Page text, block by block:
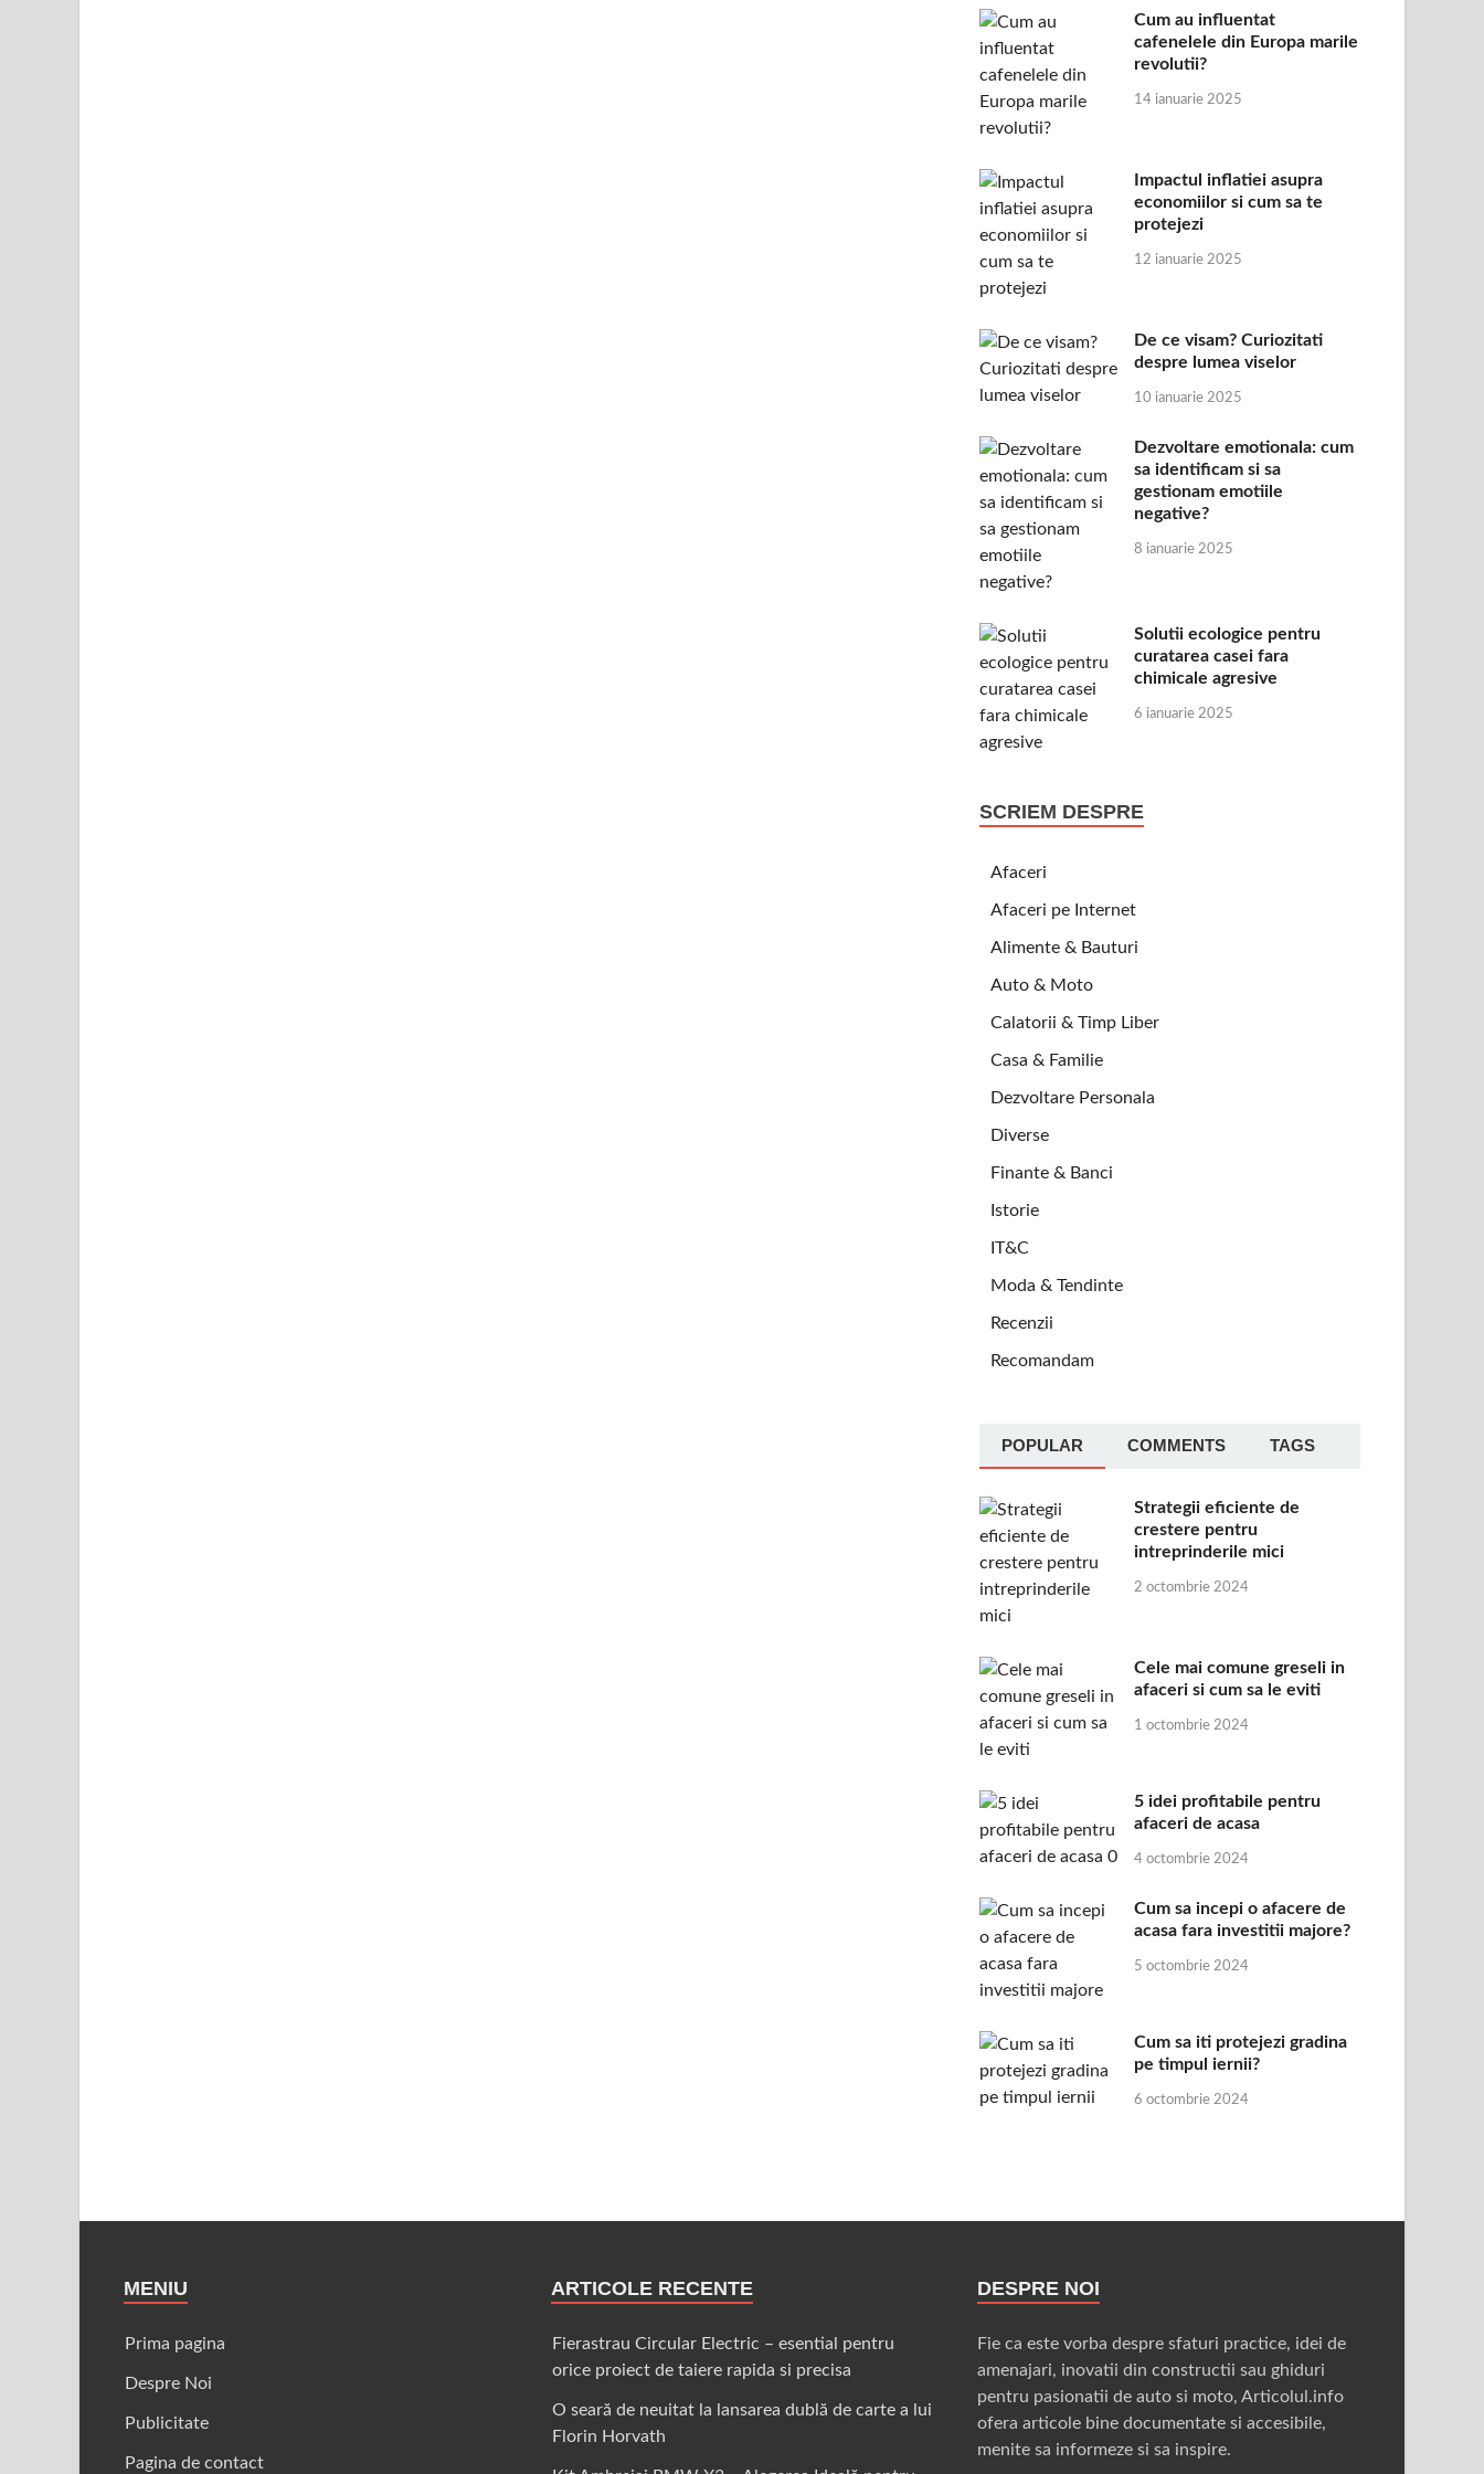
Cum au influentat
cafenelele din Europa marile
revolutii?
14 ianuarie 2025
Impactul inflatiei asupra
economiilor si cum sa te
protejezi
12 ianuarie 2025
De ce visam? Curiozitati
despre lumea viselor
10 ianuarie 2025
Dezvoltare emotionala: cum
sa identificam si sa
gestionam emotiile
negative?
8 ianuarie 2025
Solutii ecologice pentru
curatarea casei fara
chimicale agresive
6 ianuarie 2025
SCRIEM DESPRE
Afaceri
Afaceri pe Internet
Alimente & Bauturi
Auto & Moto
Calatorii & Timp Liber
Casa & Familie
Dezvoltare Personala
Diverse
Finante & Banci
Istorie
IT&C
Moda & Tendinte
Recenzii
Recomandam
POPULAR COMMENTS TAGS
Strategii eficiente de
crestere pentru
intreprinderile mici
2 octombrie 2024
Cele mai comune greseli in
afaceri si cum sa le eviti
1 octombrie 2024
5 idei profitabile pentru
afaceri de acasa
4 octombrie 2024
Cum sa incepi o afacere de
acasa fara investitii majore?
5 octombrie 2024
Cum sa iti protejezi gradina
pe timpul iernii?
6 octombrie 2024
MENIU
Prima pagina
Despre Noi
Publicitate
Pagina de contact
ARTICOLE RECENTE
Fierastrau Circular Electric – esential pentru
orice proiect de taiere rapida si precisa
O seară de neuitat la lansarea dublă de carte a lui
Florin Horvath
DESPRE NOI
Fie ca este vorba despre sfaturi practice, idei de
amenajari, inovatii din constructii sau ghiduri
pentru pasionatii de auto si moto, Articolul.info
ofera articole bine documentate si accesibile,
menite sa informeze si sa inspire.